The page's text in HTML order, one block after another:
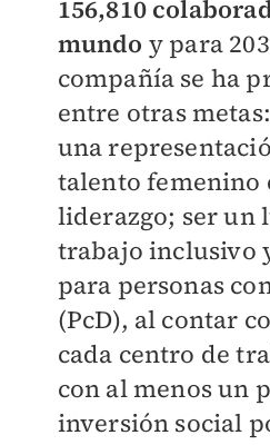
156,810
mundo y para
compañía se ha
entre otras
una
talento femenino
liderazgo; ser un
trabajo inclusivo
para personas
(PcD), al contar
cada centro de
con al menos un
inversión social